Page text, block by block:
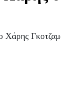
Χάρης